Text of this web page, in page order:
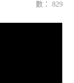
數： 829